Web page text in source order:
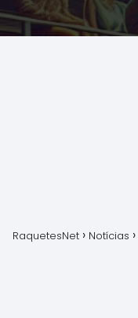
RaquetesNet Notícias